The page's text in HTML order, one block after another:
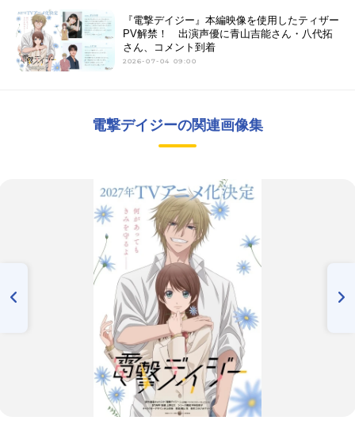
『電撃デイジー』本編映像を使用したティザー
PV解禁！ 出演声優に青山吉能さん・八代拓
さん、コメント到着
2026-07-04 09:00
電撃デイジーの関連画像集